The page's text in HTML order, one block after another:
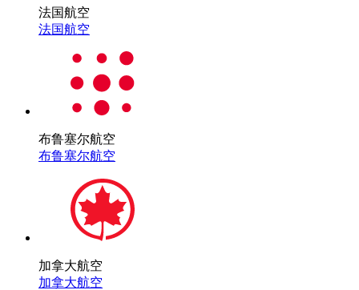
法国航空
法国航空
布鲁塞尔航空
布鲁塞尔航空
加拿大航空
加拿大航空